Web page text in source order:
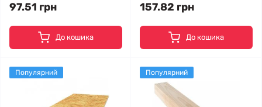
97.51 грн
До кошика
157.82 грн
До кошика
Популярний Популярний